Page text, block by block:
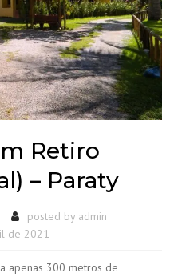
Retiro
– Paraty
posted by admin
de 2021
apenas 300 metros de